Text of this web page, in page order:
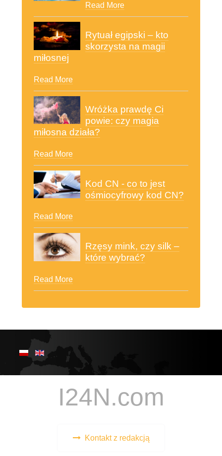
Read More
Rytuał egipski – kto
skorzysta na magii
miłosnej
Read More
Wróżka prawdę Ci
powie: czy magia
miłosna działa?
Read More
Kod CN - co to jest
ośmiocyfrowy kod CN?
Read More
Rzęsy mink, czy silk –
które wybrać?
Read More
I24N.com
Kontakt z redakcją